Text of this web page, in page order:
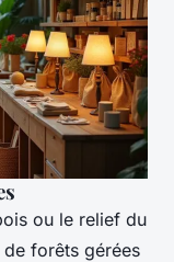
ou le relief du
de forêts gérées